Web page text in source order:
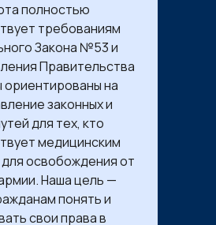
полностью
требованиям
Закона №53 и
Правительства
на
законных и
для тех, кто
медицинским
освобождения от
Наша цель —
понять и